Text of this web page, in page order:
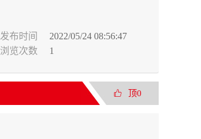
发布时间
2022/05/24 08:56:47
浏览次数
1
顶0